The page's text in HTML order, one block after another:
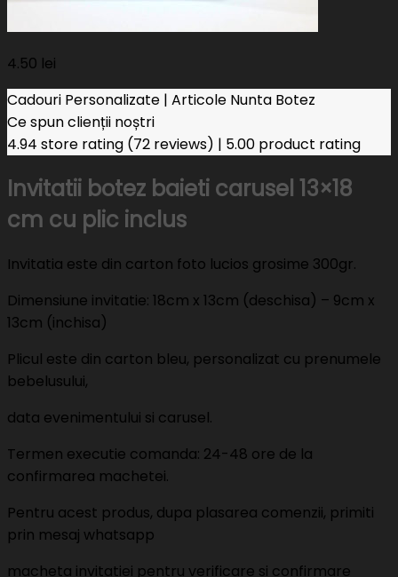
4.50 lei
Cadouri Personalizate | Articole Nunta Botez
Ce spun clienții noștri
4.94 store rating (72 reviews) | 5.00 product rating
Invitatii botez baieti carusel 13×18
cm cu plic inclus
Invitatia este din carton foto lucios grosime 300gr.
Dimensiune invitatie: 18cm x 13cm (deschisa) – 9cm x
13cm (inchisa)
Plicul este din carton bleu, personalizat cu prenumele
bebelusului,
data evenimentului si carusel.
Termen executie comanda: 24-48 ore de la
confirmarea machetei.
Pentru acest produs, dupa plasarea comenzii, primiti
prin mesaj whatsapp
macheta invitatiei pentru verificare si confirmare